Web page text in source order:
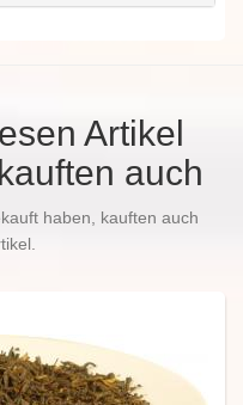
Artikel
auch
haben, kauften auch